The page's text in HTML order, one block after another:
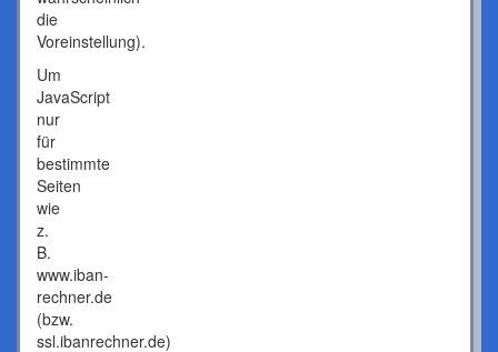
die
Voreinstellung).
Um
JavaScript
nur
für
bestimmte
Seiten
wie
z.
B.
www.iban-
rechner.de
(bzw.
ssl.ibanrechner.de)